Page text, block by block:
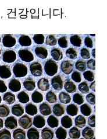
건강입니다.